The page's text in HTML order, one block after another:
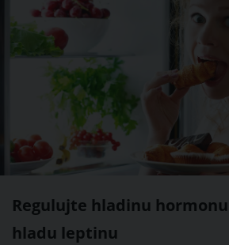
Regulujte hladinu
hladu leptinu